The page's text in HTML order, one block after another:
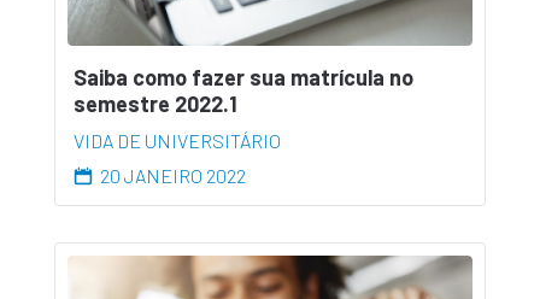
Saiba como fazer sua matrícula no
semestre 2022.1
VIDA DE UNIVERSITÁRIO
20 JANEIRO 2022